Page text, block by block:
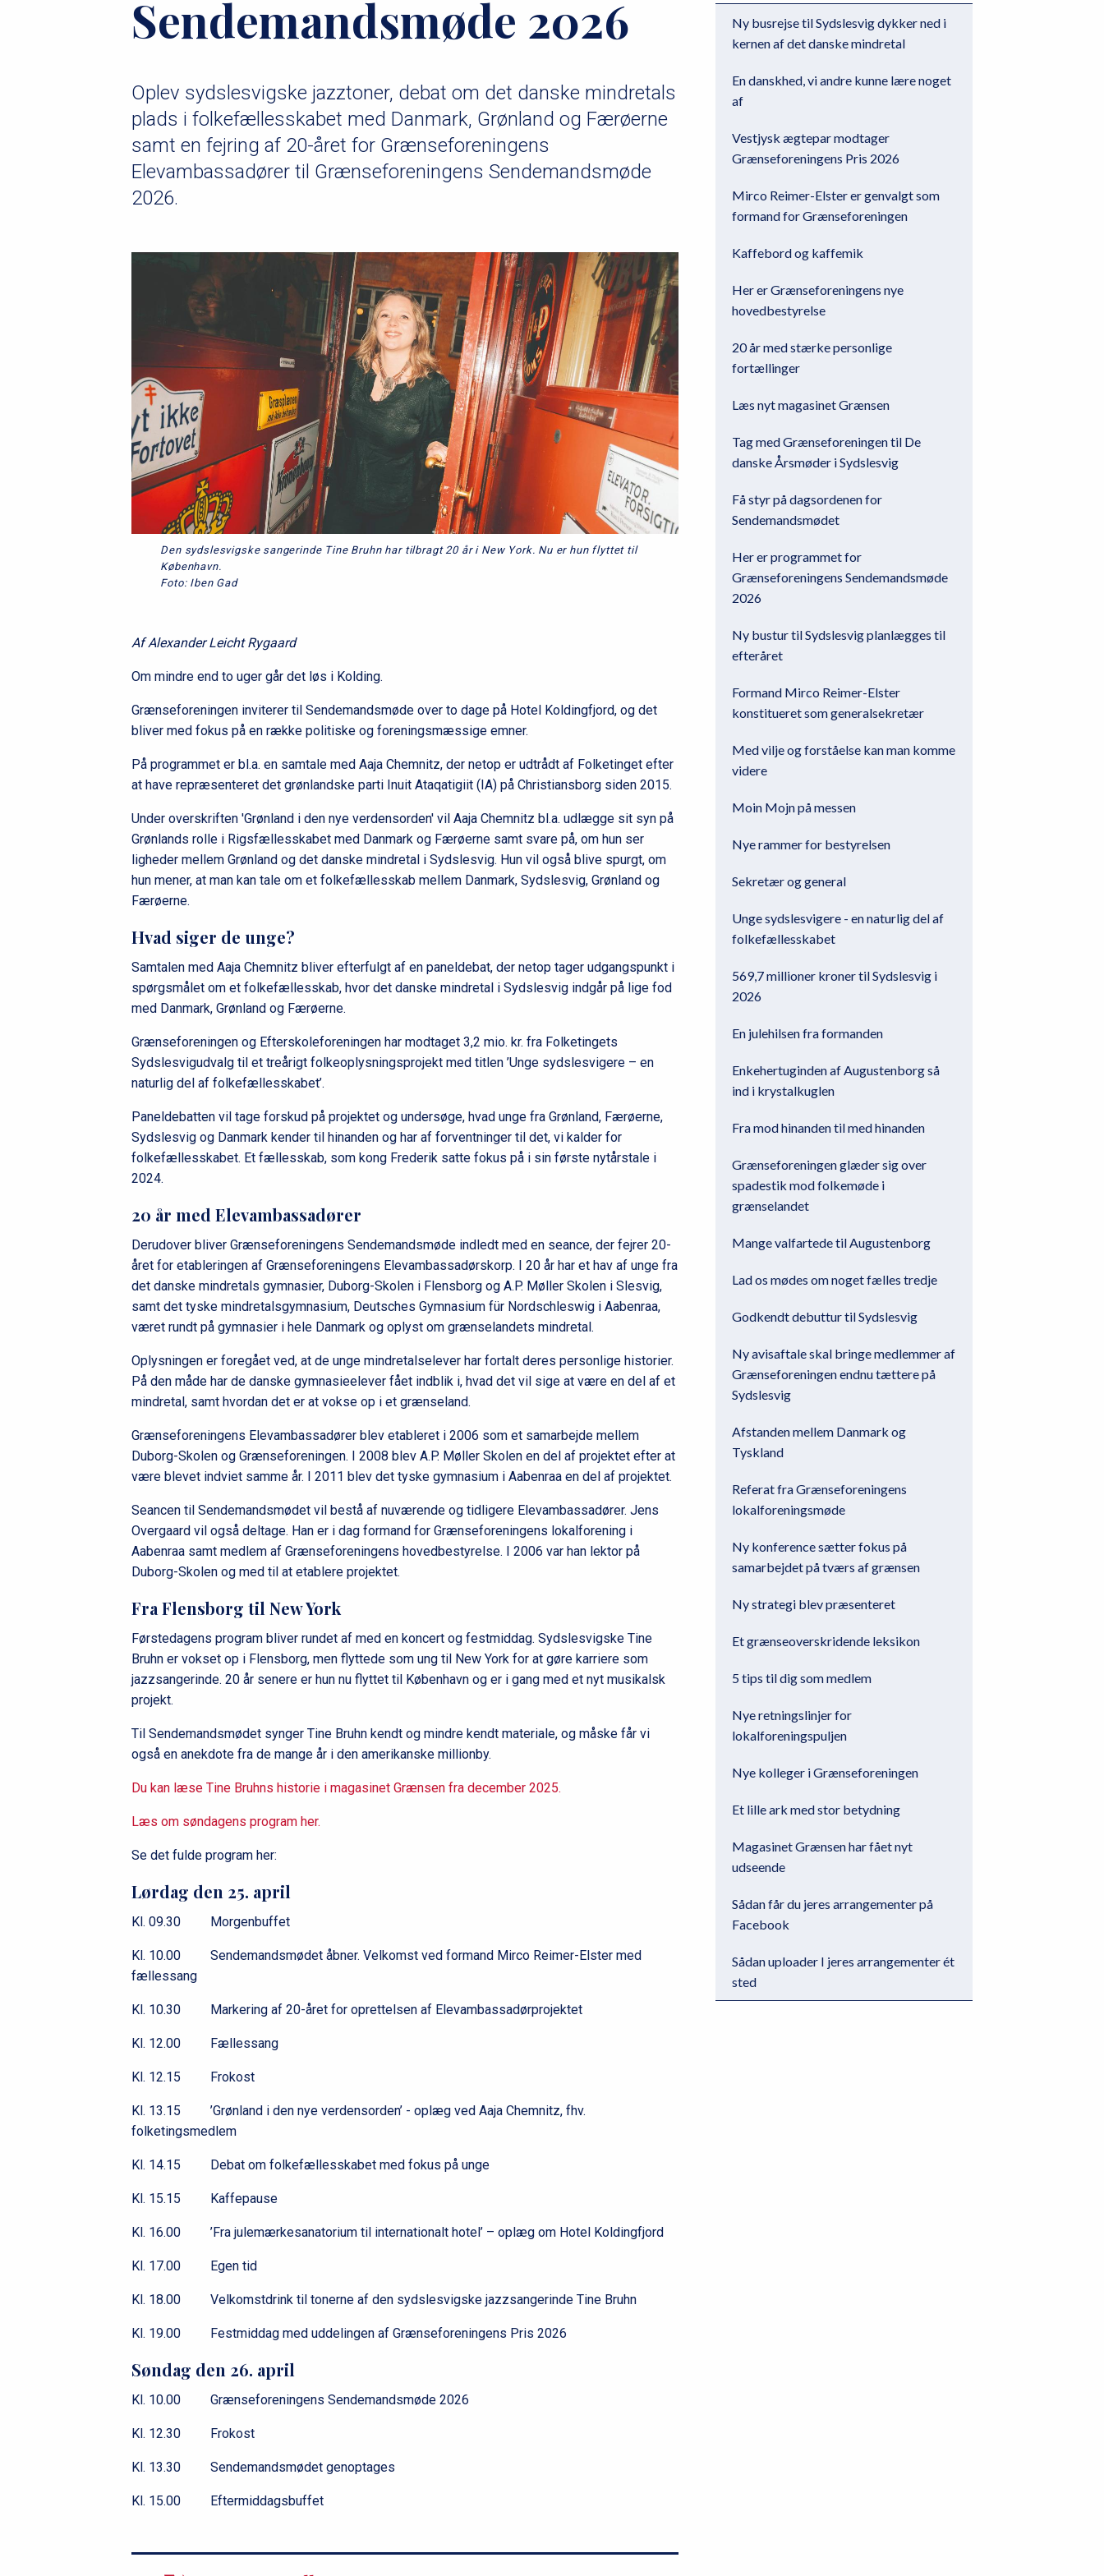
u
m
e
Sendemandsmøde 2026
Oplev sydslesvigske jazztoner, debat om det danske mindretals
plads i folkefællesskabet med Danmark, Grønland og Færøerne
samt en fejring af 20-året for Grænseforeningens
Elevambassadører til Grænseforeningens Sendemandsmøde
2026.
Den sydslesvigske sangerinde Tine Bruhn har tilbragt 20 år i New York. Nu er hun flyttet til
København.
Foto: Iben Gad
Af Alexander Leicht Rygaard
Om mindre end to uger går det løs i Kolding.
Grænseforeningen inviterer til Sendemandsmøde over to dage på Hotel Koldingfjord, og det
bliver med fokus på en række politiske og foreningsmæssige emner.
På programmet er bl.a. en samtale med Aaja Chemnitz, der netop er udtrådt af Folketinget efter
at have repræsenteret det grønlandske parti Inuit Ataqatigiit (IA) på Christiansborg siden 2015.
Under overskriften 'Grønland i den nye verdensorden' vil Aaja Chemnitz bl.a. udlægge sit syn på
Grønlands rolle i Rigsfællesskabet med Danmark og Færøerne samt svare på, om hun ser
ligheder mellem Grønland og det danske mindretal i Sydslesvig. Hun vil også blive spurgt, om
hun mener, at man kan tale om et folkefællesskab mellem Danmark, Sydslesvig, Grønland og
Færøerne.
Hvad siger de unge?
Samtalen med Aaja Chemnitz bliver efterfulgt af en paneldebat, der netop tager udgangspunkt i
spørgsmålet om et folkefællesskab, hvor det danske mindretal i Sydslesvig indgår på lige fod
med Danmark, Grønland og Færøerne.
Grænseforeningen og Efterskoleforeningen har modtaget 3,2 mio. kr. fra Folketingets
Sydslesvigudvalg til et treårigt folkeoplysningsprojekt med titlen ’Unge sydslesvigere – en
naturlig del af folkefællesskabet’.
Paneldebatten vil tage forskud på projektet og undersøge, hvad unge fra Grønland, Færøerne,
Sydslesvig og Danmark kender til hinanden og har af forventninger til det, vi kalder for
folkefællesskabet. Et fællesskab, som kong Frederik satte fokus på i sin første nytårstale i
2024.
20 år med Elevambassadører
Derudover bliver Grænseforeningens Sendemandsmøde indledt med en seance, der fejrer 20-
året for etableringen af Grænseforeningens Elevambassadørskorp. I 20 år har et hav af unge fra
det danske mindretals gymnasier, Duborg-Skolen i Flensborg og A.P. Møller Skolen i Slesvig,
samt det tyske mindretalsgymnasium, Deutsches Gymnasium für Nordschleswig i Aabenraa,
været rundt på gymnasier i hele Danmark og oplyst om grænselandets mindretal.
Oplysningen er foregået ved, at de unge mindretalselever har fortalt deres personlige historier.
På den måde har de danske gymnasieelever fået indblik i, hvad det vil sige at være en del af et
mindretal, samt hvordan det er at vokse op i et grænseland.
Grænseforeningens Elevambassadører blev etableret i 2006 som et samarbejde mellem
Duborg-Skolen og Grænseforeningen. I 2008 blev A.P. Møller Skolen en del af projektet efter at
være blevet indviet samme år. I 2011 blev det tyske gymnasium i Aabenraa en del af projektet.
Seancen til Sendemandsmødet vil bestå af nuværende og tidligere Elevambassadører. Jens
Overgaard vil også deltage. Han er i dag formand for Grænseforeningens lokalforening i
Aabenraa samt medlem af Grænseforeningens hovedbestyrelse. I 2006 var han lektor på
Duborg-Skolen og med til at etablere projektet.
Fra Flensborg til New York
Førstedagens program bliver rundet af med en koncert og festmiddag. Sydslesvigske Tine
Bruhn er vokset op i Flensborg, men flyttede som ung til New York for at gøre karriere som
jazzsangerinde. 20 år senere er hun nu flyttet til København og er i gang med et nyt musikalsk
projekt.
Til Sendemandsmødet synger Tine Bruhn kendt og mindre kendt materiale, og måske får vi
også en anekdote fra de mange år i den amerikanske millionby.
Du kan læse Tine Bruhns historie i magasinet Grænsen fra december 2025.
Læs om søndagens program her.
Se det fulde program her:
Lørdag den 25. april
Kl. 09.30 Morgenbuffet
Kl. 10.00 Sendemandsmødet åbner. Velkomst ved formand Mirco Reimer-Elster med
fællessang
Kl. 10.30 Markering af 20-året for oprettelsen af Elevambassadørprojektet
Kl. 12.00 Fællessang
Kl. 12.15 Frokost
Kl. 13.15 ’Grønland i den nye verdensorden’ - oplæg ved Aaja Chemnitz, fhv.
folketingsmedlem
Kl. 14.15 Debat om folkefællesskabet med fokus på unge
Kl. 15.15 Kaffepause
Kl. 16.00 ’Fra julemærkesanatorium til internationalt hotel’ – oplæg om Hotel Koldingfjord
Kl. 17.00 Egen tid
Kl. 18.00 Velkomstdrink til tonerne af den sydslesvigske jazzsangerinde Tine Bruhn
Kl. 19.00 Festmiddag med uddelingen af Grænseforeningens Pris 2026
Søndag den 26. april
Kl. 10.00 Grænseforeningens Sendemandsmøde 2026
Kl. 12.30 Frokost
Kl. 13.30 Sendemandsmødet genoptages
Kl. 15.00 Eftermiddagsbuffet
m
Ny busrejse til Sydslesvig dykker ned i
kernen af det danske mindretal
En danskhed, vi andre kunne lære noget
af
Vestjysk ægtepar modtager
Grænseforeningens Pris 2026
Mirco Reimer-Elster er genvalgt som
formand for Grænseforeningen
Kaffebord og kaffemik
Her er Grænseforeningens nye
hovedbestyrelse
20 år med stærke personlige
fortællinger
Læs nyt magasinet Grænsen
Tag med Grænseforeningen til De
danske Årsmøder i Sydslesvig
Få styr på dagsordenen for
Sendemandsmødet
Her er programmet for
Grænseforeningens Sendemandsmøde
2026
Ny bustur til Sydslesvig planlægges til
efteråret
Formand Mirco Reimer-Elster
konstitueret som generalsekretær
Med vilje og forståelse kan man komme
videre
Moin Mojn på messen
Nye rammer for bestyrelsen
Sekretær og general
Unge sydslesvigere - en naturlig del af
folkefællesskabet
569,7 millioner kroner til Sydslesvig i
2026
En julehilsen fra formanden
Enkehertuginden af Augustenborg så
ind i krystalkuglen
Fra mod hinanden til med hinanden
Grænseforeningen glæder sig over
spadestik mod folkemøde i
grænselandet
Mange valfartede til Augustenborg
Lad os mødes om noget fælles tredje
Godkendt debuttur til Sydslesvig
Ny avisaftale skal bringe medlemmer af
Grænseforeningen endnu tættere på
Sydslesvig
Afstanden mellem Danmark og
Tyskland
Referat fra Grænseforeningens
lokalforeningsmøde
Ny konference sætter fokus på
samarbejdet på tværs af grænsen
Ny strategi blev præsenteret
Et grænseoverskridende leksikon
5 tips til dig som medlem
Nye retningslinjer for
lokalforeningspuljen
Nye kolleger i Grænseforeningen
Et lille ark med stor betydning
Magasinet Grænsen har fået nyt
udseende
Sådan får du jeres arrangementer på
Facebook
Sådan uploader I jeres arrangementer ét
sted